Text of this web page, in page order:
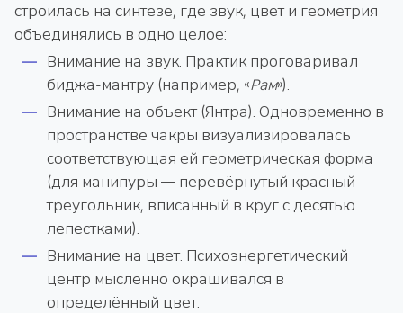
строилась на синтезе, где звук, цвет и геометрия
объединялись в одно целое:
Внимание на звук. Практик проговаривал
биджа-мантру (например, «Рам»).
Внимание на объект (Янтра). Одновременно в
пространстве чакры визуализировалась
соответствующая ей геометрическая форма
(для манипуры — перевёрнутый красный
треугольник, вписанный в круг с десятью
лепестками).
Внимание на цвет. Психоэнергетический
центр мысленно окрашивался в
определённый цвет.